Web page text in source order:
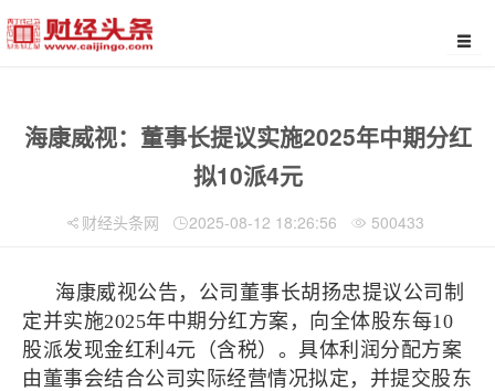
海康威视：董事长提议实施2025年中期分红
拟10派4元
财经头条网 2025-08-12 18:26:56 500433
海康威视公告，公司董事长胡扬忠提议公司制
定并实施2025年中期分红方案，向全体股东每10
股派发现金红利4元（含税）。具体利润分配方案
由董事会结合公司实际经营情况拟定，并提交股东